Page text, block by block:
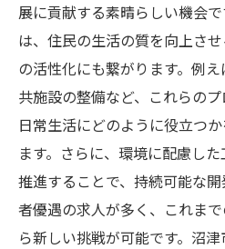
展に貢献する素晴らしい機会
は、住民の生活の質を向上さ
の活性化にも繋がります。例
共施設の整備など、これらの
日常生活にどのように役立つ
ます。さらに、環境に配慮し
推進することで、持続可能な
者優遇の求人が多く、これま
ら新しい挑戦が可能です。沼